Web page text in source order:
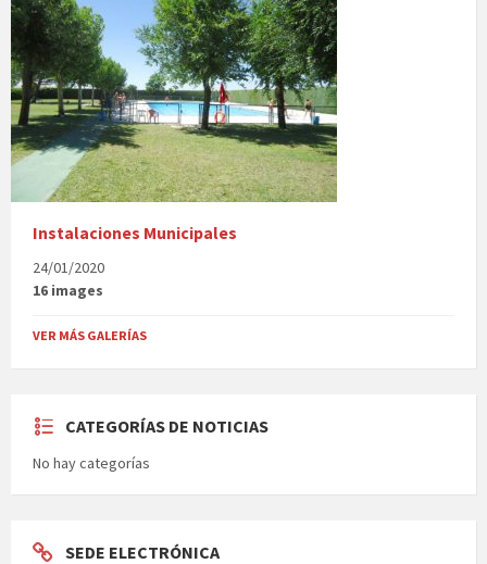
Instalaciones Municipales
24/01/2020
16 images
VER MÁS GALERÍAS
CATEGORÍAS DE NOTICIAS
No hay categorías
SEDE ELECTRÓNICA